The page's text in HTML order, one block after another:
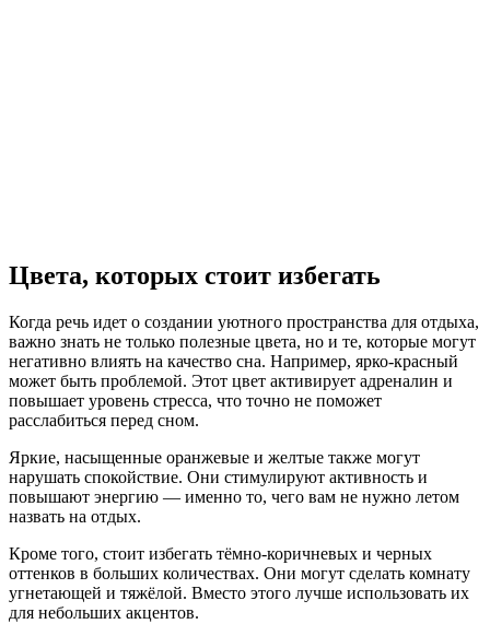
Цвета, которых стоит избегать
Когда речь идет о создании уютного пространства для отдыха,
важно знать не только полезные цвета, но и те, которые могут
негативно влиять на качество сна. Например, ярко-красный
может быть проблемой. Этот цвет активирует адреналин и
повышает уровень стресса, что точно не поможет
расслабиться перед сном.
Яркие, насыщенные оранжевые и желтые также могут
нарушать спокойствие. Они стимулируют активность и
повышают энергию — именно то, чего вам не нужно летом
назвать на отдых.
Кроме того, стоит избегать тёмно-коричневых и черных
оттенков в больших количествах. Они могут сделать комнату
угнетающей и тяжёлой. Вместо этого лучше использовать их
для небольших акцентов.